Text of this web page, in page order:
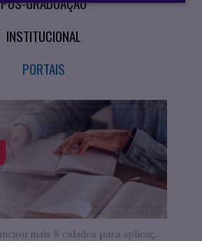
INSTITUCIONAL
PORTAIS
O Ministério anunciou mais 8 cidades para aplicação das provas do CNU